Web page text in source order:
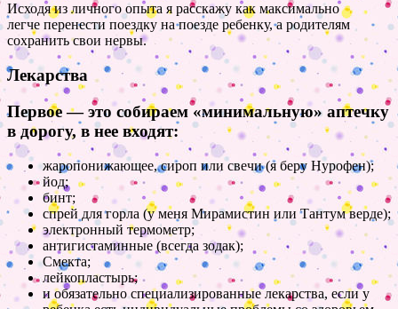
Исходя из личного опыта я расскажу как максимально
легче перенести поездку на поезде ребенку, а родителям
сохранить свои нервы.
Лекарства
Первое — это собираем «минимальную» аптечку
в дорогу, в нее входят:
жаропонижающее, сироп или свечи (я беру Нурофен);
йод;
бинт;
спрей для горла (у меня Мирамистин или Тантум верде);
электронный термометр;
антигистаминные (всегда зодак);
Смекта;
лейкопластырь;
и обязательно специализированные лекарства, если у